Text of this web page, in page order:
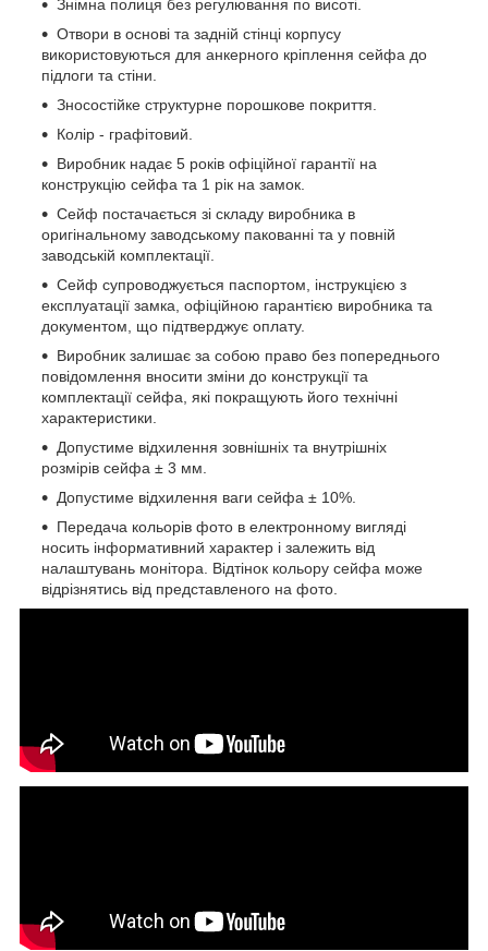
Знімна полиця без регулювання по висоті.
Отвори в основі та задній стінці корпусу
використовуються для анкерного кріплення сейфа до
підлоги та стіни.
Зносостійке структурне порошкове покриття.
Колір - графітовий.
Виробник надає 5 років офіційної гарантії на
конструкцію сейфа та 1 рік на замок.
Сейф постачається зі складу виробника в
оригінальному заводському пакованні та у повній
заводській комплектації.
Сейф супроводжується паспортом, інструкцією з
експлуатації замка, офіційною гарантією виробника та
документом, що підтверджує оплату.
Виробник залишає за собою право без попереднього
повідомлення вносити зміни до конструкції та
комплектації сейфа, які покращують його технічні
характеристики.
Допустиме відхилення зовнішніх та внутрішніх
розмірів сейфа ± 3 мм.
Допустиме відхилення ваги сейфа ± 10%.
Передача кольорів фото в електронному вигляді
носить інформативний характер і залежить від
налаштувань монітора. Відтінок кольору сейфа може
відрізнятись від представленого на фото.